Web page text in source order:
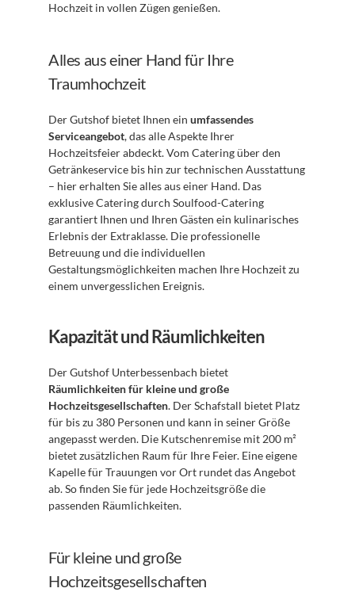
Hochzeit in vollen Zügen genießen.
Alles aus einer Hand für Ihre
Traumhochzeit
Der Gutshof bietet Ihnen ein umfassendes
Serviceangebot, das alle Aspekte Ihrer
Hochzeitsfeier abdeckt. Vom Catering über den
Getränkeservice bis hin zur technischen Ausstattung
– hier erhalten Sie alles aus einer Hand. Das
exklusive Catering durch Soulfood-Catering
garantiert Ihnen und Ihren Gästen ein kulinarisches
Erlebnis der Extraklasse. Die professionelle
Betreuung und die individuellen
Gestaltungsmöglichkeiten machen Ihre Hochzeit zu
einem unvergesslichen Ereignis.
Kapazität und Räumlichkeiten
Räumlichkeiten für kleine und große
Hochzeitsgesellschaften. Der Schafstall bietet Platz
für bis zu 380 Personen und kann in seiner Größe
angepasst werden. Die Kutschenremise mit 200 m²
bietet zusätzlichen Raum für Ihre Feier. Eine eigene
Kapelle für Trauungen vor Ort rundet das Angebot
ab. So finden Sie für jede Hochzeitsgröße die
passenden Räumlichkeiten.
Für kleine und große
Hochzeitsgesellschaften